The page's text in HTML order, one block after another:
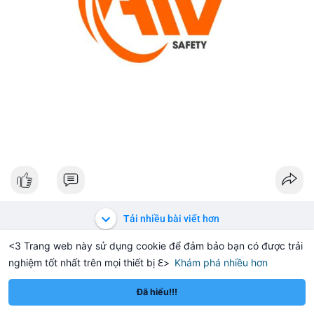
<3 Trang web này sử dụng cookie để đảm bảo bạn có được trải
nghiệm tốt nhất trên mọi thiết bị ℇ> Khám phá nhiều hơn
Đã hiểu!!!
$1,914.50 +0.58% Solana $73.64 +0.60%
Tải nhiều bài viết hơn